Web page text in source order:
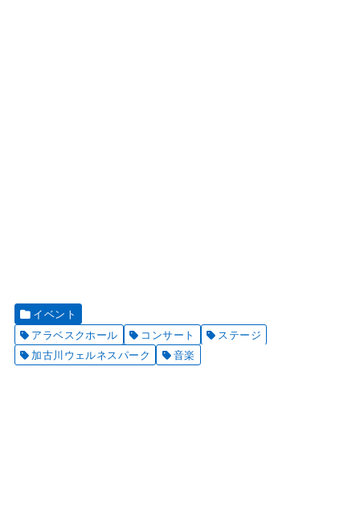
イベント
アラベスクホール
コンサート
ステージ
加古川ウェルネスパーク
音楽